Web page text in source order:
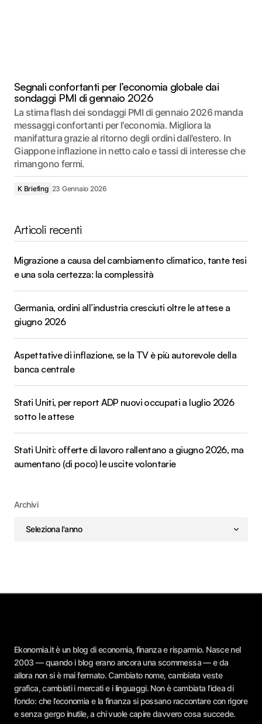
Segnali confortanti per l’economia globale dai
sondaggi PMI di gennaio 2026
La stima flash dei sondaggi PMI di gennaio 2026 manda
messaggi confortanti per l'economia. Migliora la
manifattura grazie al ritorno degli ordini dall'estero. In
Giappone inflazione in netto calo e tassi di interesse che
rimangono fermi.
K Briefing 23 Gennaio 2026
Articoli recenti
Migrazione a causa del cambiamento climatico, tante tesi
e una sola certezza: la complessità
Germania, ordini all’industria cresciuti oltre le attese a
giugno 2026
Aspettative di inflazione, se la TV è più autorevole della
banca centrale
Stati Uniti, per report ADP nuovi occupati a luglio 2026
sotto le attese
Stati Uniti: offerte di lavoro rallentano a giugno 2026, ma
aumentano (di poco) le uscite volontarie
Archivi
Ekonomia.it è un blog di economia, finanza e risparmio. Nasce nel
2003 — quando i blog erano ancora una scommessa — e da
allora non si è mai fermato. Cambiato nome, cambiata veste
grafica, cambiati i mercati e i linguaggi. Non è cambiata l’idea di
fondo: che l’economia e la finanza si possano raccontare con rigore
e senza gergo inutile, a chi vuole capire davvero cosa succede.